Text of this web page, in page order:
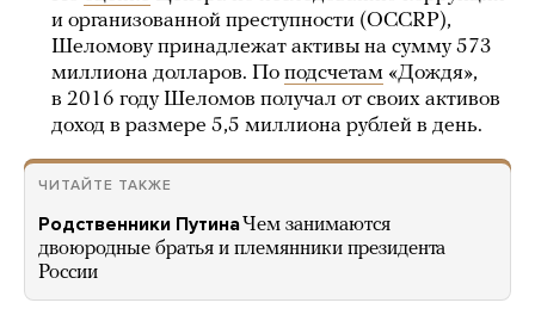
и организованной преступности (OCCRP),
Шеломову принадлежат активы на сумму 573
миллиона долларов. По подсчетам «Дождя»,
в 2016 году Шеломов получал от своих активов
доход в размере 5,5 миллиона рублей в день.
ЧИТАЙТЕ ТАКЖЕ
Родственники ПутинаЧем занимаются
двоюродные братья и племянники президента
России